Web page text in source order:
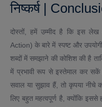
निष्कर्ष |
दोस्तों, हमें उम्मीद है कि इस
Action) के बारे में स्पष्ट और
शब्दों में समझाने की कोशिश की है
में प्रभावी रूप से इस्तेमाल कर
सवाल या सुझाव हैं, तो कृपया नीचे
लिए बहुत महत्वपूर्ण है, क्योंकि